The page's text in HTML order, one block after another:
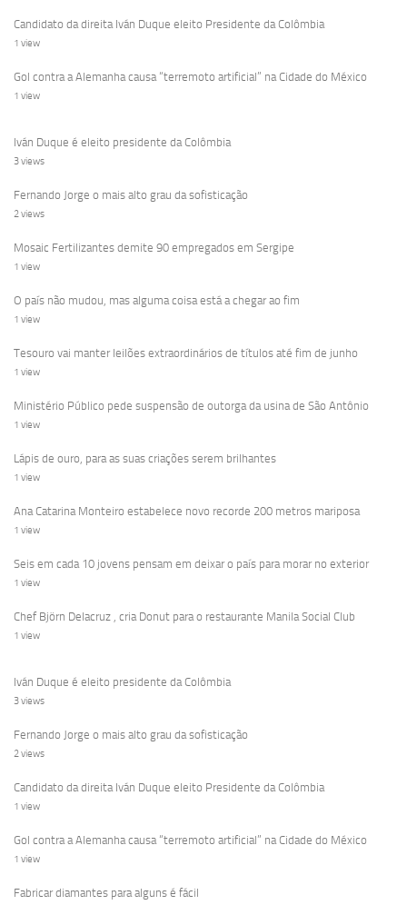
Candidato da direita Iván Duque eleito Presidente da Colômbia
1 view
Gol contra a Alemanha causa “terremoto artificial” na Cidade do México
1 view
Iván Duque é eleito presidente da Colômbia
3 views
Fernando Jorge o mais alto grau da sofisticação
2 views
Mosaic Fertilizantes demite 90 empregados em Sergipe
1 view
O país não mudou, mas alguma coisa está a chegar ao fim
1 view
Tesouro vai manter leilões extraordinários de títulos até fim de junho
1 view
Ministério Público pede suspensão de outorga da usina de São Antônio
1 view
Lápis de ouro, para as suas criações serem brilhantes
1 view
Ana Catarina Monteiro estabelece novo recorde 200 metros mariposa
1 view
Seis em cada 10 jovens pensam em deixar o país para morar no exterior
1 view
Chef Björn Delacruz , cria Donut para o restaurante Manila Social Club
1 view
Iván Duque é eleito presidente da Colômbia
3 views
Fernando Jorge o mais alto grau da sofisticação
2 views
Candidato da direita Iván Duque eleito Presidente da Colômbia
1 view
Gol contra a Alemanha causa “terremoto artificial” na Cidade do México
1 view
Fabricar diamantes para alguns é fácil